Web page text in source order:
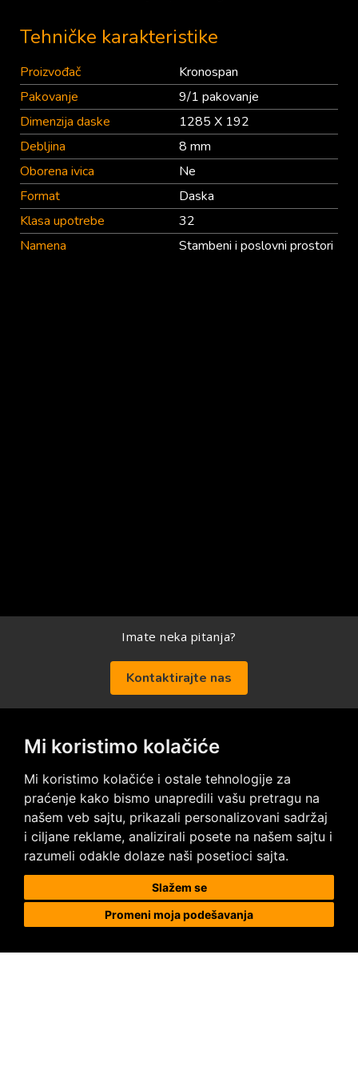
Mi koristimo kolačiće
Mi koristimo kolačiće i ostale tehnologije za
praćenje kako bismo unapredili vašu pretragu na
našem veb sajtu, prikazali personalizovani sadržaj
i ciljane reklame, analizirali posete na našem sajtu i
razumeli odakle dolaze naši posetioci sajta.
Slažem se
Promeni moja podešavanja
Tehničke karakteristike
Proizvođač
Kronospan
Pakovanje
9/1 pakovanje
Dimenzija daske
1285 X 192
Debljina
8 mm
Oborena ivica
Ne
Format
Daska
Klasa upotrebe
32
Namena
Stambeni i poslovni prostori
Imate neka pitanja?
Kontaktirajte nas
Posetite nas na društvenim mrežama
Prodaja i ugradnja podnih obloga
Megapod d.o.o.